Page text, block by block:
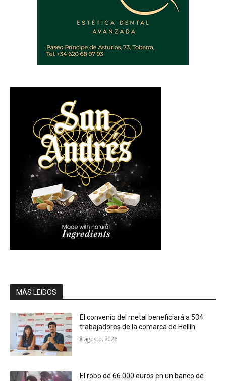
MÁS LEIDOS
El convenio del metal beneficiará a 534
trabajadores de la comarca de Hellín
8 agosto, 2026
El robo de 66.000 euros en un banco de